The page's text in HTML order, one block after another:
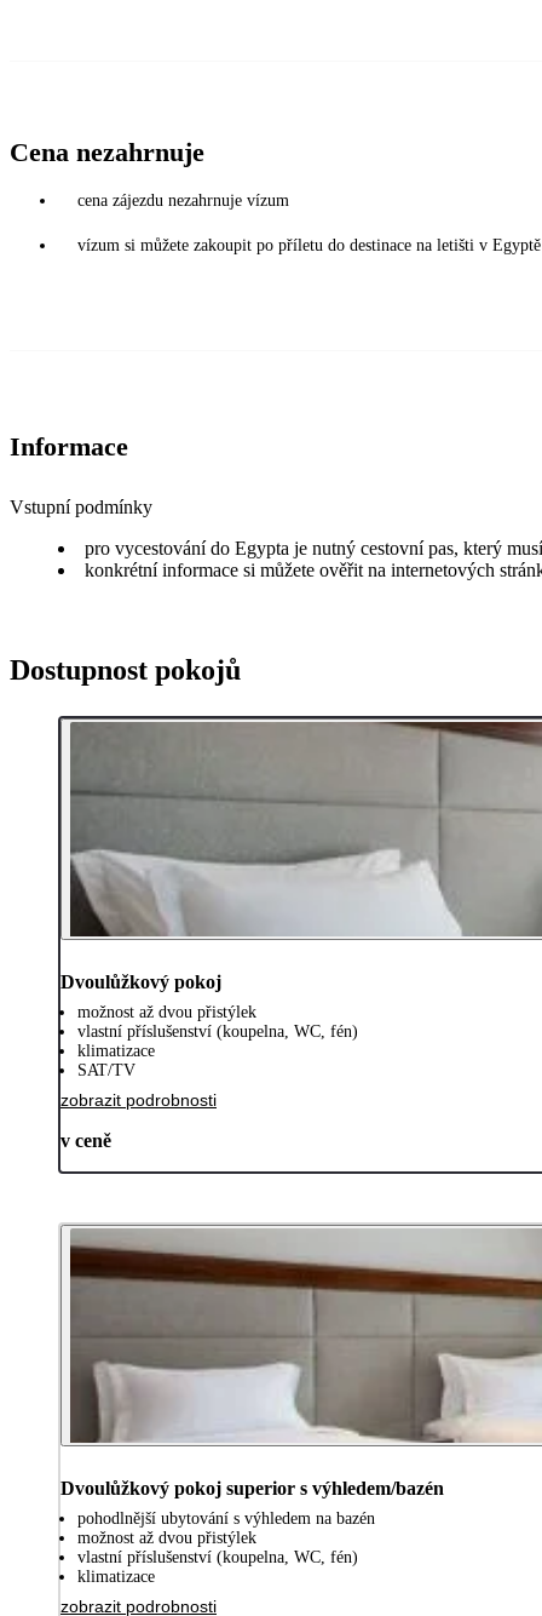
Cena nezahrnuje
cena zájezdu nezahrnuje vízum
vízum si můžete zakoupit po příletu do destinace na letišti v
Informace
Vstupní podmínky
pro vycestování do Egypta je nutný cestovní pas, který
konkrétní informace si můžete ověřit na internetových
Dostupnost pokojů
Dvoulůžkový pokoj
možnost až dvou přistýlek
vlastní příslušenství (koupelna, WC, fén)
klimatizace
SAT/TV
zobrazit podrobnosti
v ceně
Dvoulůžkový pokoj superior s výhledem/bazén
pohodlnější ubytování s výhledem na bazén
možnost až dvou přistýlek
vlastní příslušenství (koupelna, WC, fén)
klimatizace
zobrazit podrobnosti